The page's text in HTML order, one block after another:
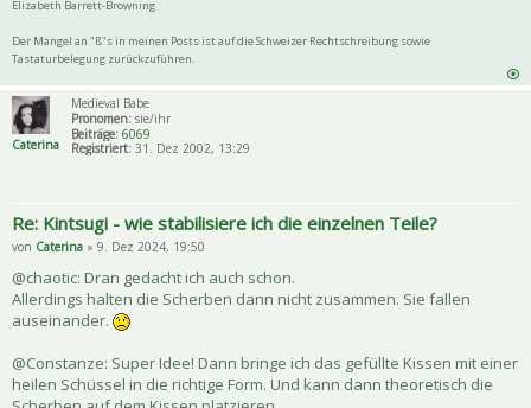
Elizabeth Barrett-Browning
Der Mangel an "ß"s in meinen Posts ist auf die Schweizer Rechtschreibung sowie
Tastaturbelegung zurückzuführen.
Caterina
Medieval Babe
Pronomen: sie/ihr
Beiträge: 6069
Registriert: 31. Dez 2002, 13:29
Re: Kintsugi - wie stabilisiere ich die einzelnen Teile?
von Caterina » 9. Dez 2024, 19:50
@chaotic: Dran gedacht ich auch schon.
Allerdings halten die Scherben dann nicht zusammen. Sie fallen
auseinander.
@Constanze: Super Idee! Dann bringe ich das gefüllte Kissen mit einer
heilen Schüssel in die richtige Form. Und kann dann theoretisch die